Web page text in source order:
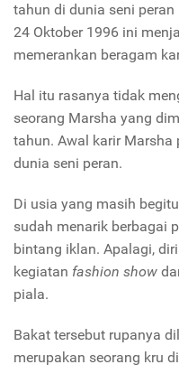
tahun di dunia seni
24 Oktober 1996 ini
memerankan beragam
Hal itu rasanya tidak
seorang Marsha yang
tahun. Awal karir Marsha
dunia seni peran.
Di usia yang masih
sudah menarik berbagai
bintang iklan. Apalagi,
kegiatan fashion show
piala.
Bakat tersebut rupanya
merupakan seorang kru